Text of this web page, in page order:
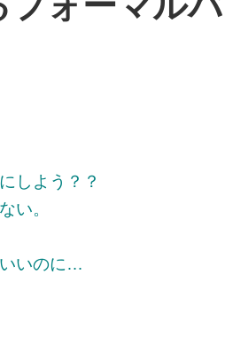
しよう？？
い。
いのに…